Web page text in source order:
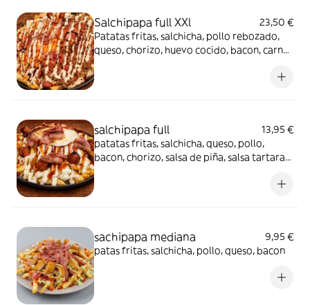
Salchipapa full XXl
23,50 €
Patatas fritas, salchicha, pollo rebozado,
queso, chorizo, huevo cocido, bacon, carne
salchipapa full
13,95 €
patatas fritas, salchicha, queso, pollo,
bacon, chorizo, salsa de piña, salsa tartara
sachipapa mediana
9,95 €
patas fritas, salchicha, pollo, queso, bacon